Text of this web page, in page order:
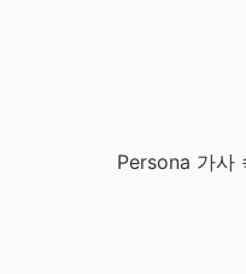
Persona 가사